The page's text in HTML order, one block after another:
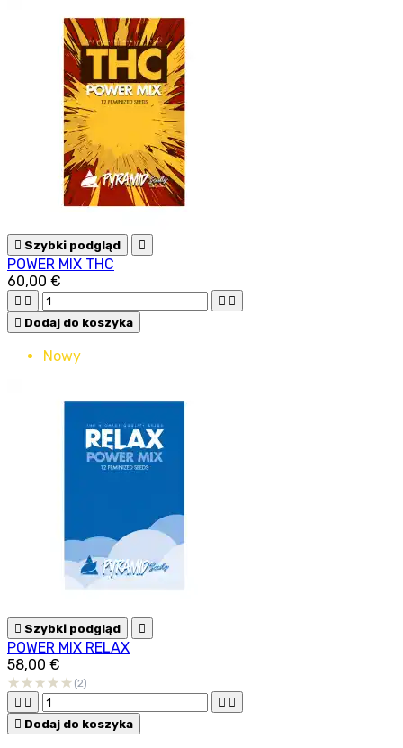
 Szybki podgląd 
POWER MIX THC
60,00 €
   
 Dodaj do koszyka
Nowy
 Szybki podgląd 
POWER MIX RELAX
58,00 €
(2)
   
 Dodaj do koszyka